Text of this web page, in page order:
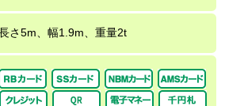
さ5m、幅1.9m、重量2t